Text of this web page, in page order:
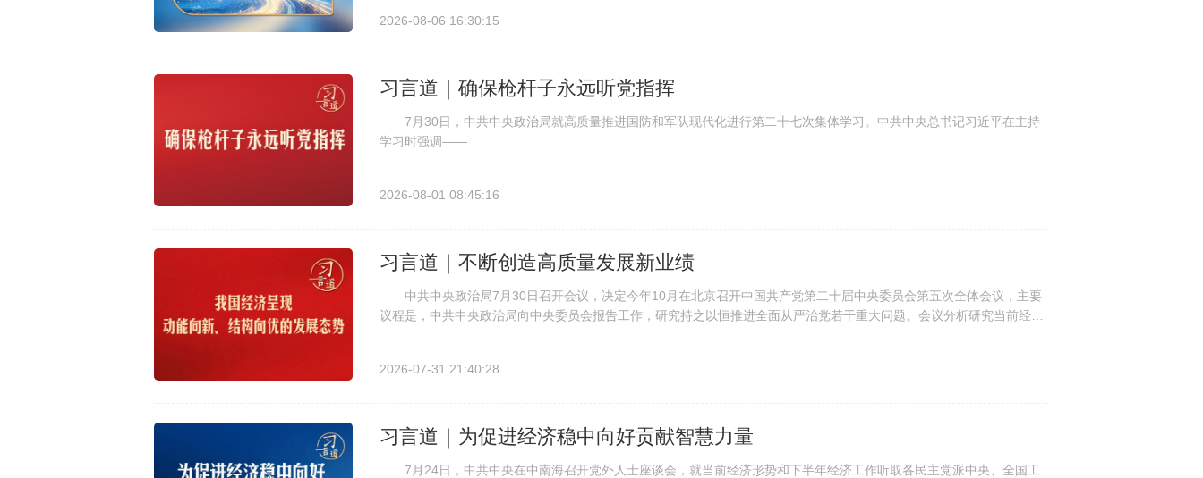
2026-08-06 16:30:15
习言道｜确保枪杆子永远听党指挥
7月30日，中共中央政治局就高质量推进国防和军队现代化进行第二十七次集体学习。中共中央总书记习近平在主持
学习时强调——
2026-08-01 08:45:16
习言道｜不断创造高质量发展新业绩
中共中央政治局7月30日召开会议，决定今年10月在北京召开中国共产党第二十届中央委员会第五次全体会议，主要
议程是，中共中央政治局向中央委员会报告工作，研究持之以恒推进全面从严治党若干重大问题。会议分析研究当前经济
2026-07-31 21:40:28
习言道｜为促进经济稳中向好贡献智慧力量
7月24日，中共中央在中南海召开党外人士座谈会，就当前经济形势和下半年经济工作听取各民主党派中央、全国工